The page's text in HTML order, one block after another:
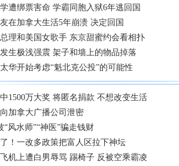
遭绑票害命 学霸同胞入狱6年逃回国
在加拿大生活5年崩溃 决定回国
理和美国女歌手 东京甜蜜约会看相扑
生极浅强震 架子和墙上的物品掉落
华开始考虑“魁北克公投”的可能性
1500万大奖 将匿名捐款 不想改变生活
加拿大广播公司泄密
“风水师”“神医”骗走钱财
！一改多政策把富人区拉下神坛
机上遭白男辱骂 踢椅子 反被空乘霸凌